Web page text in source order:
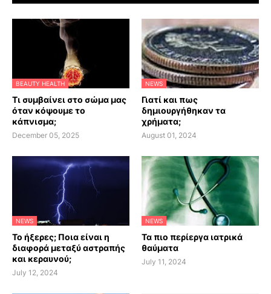
BEAUTY HEALTH
Τι συμβαίνει στο σώμα μας
όταν κόψουμε το
κάπνισμα;
December 05, 2025
NEWS
Γιατί και πως
δημιουργήθηκαν τα
χρήματα;
August 01, 2024
NEWS
Το ήξερες; Ποια είναι η
διαφορά μεταξύ αστραπής
και κεραυνού;
July 12, 2024
NEWS
Τα πιο περίεργα ιατρικά
θαύματα
July 11, 2024